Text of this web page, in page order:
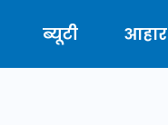
ब्यूटी आहार